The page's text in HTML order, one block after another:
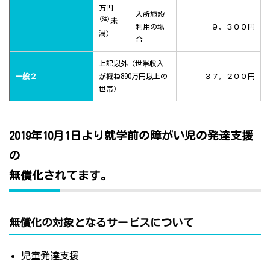
万円
(注) 未
満）
入所施設
利用の場
合
９，３００円
一般２
上記以外（世帯収入
が概ね890万円以上の
世帯）
３７，２００円
2019年10月1日より就学前の障がい児の発達支援
の
無償化されてます。
無償化の対象となるサービスについて
児童発達支援